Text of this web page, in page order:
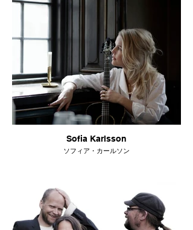
Sofia Karlsson
ソフィア・カールソン